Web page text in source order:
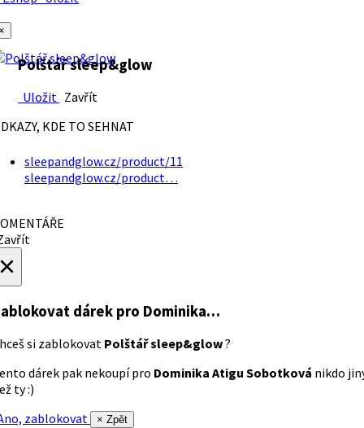
Polštář sleep&glow
Uložit Zavřít
KDE TO SEHNAT
sleepandglow.cz/product/11
sleepandglow.cz/product…
dárek pro Dominika…
si zablokovat Polštář sleep&glow?
dárek pak nekoupí pro Dominika Atigu Sobotková nikdo
ty :)
zablokovat
× Zpět